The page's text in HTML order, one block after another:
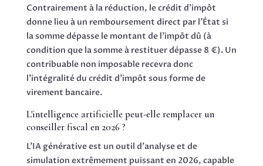
Contrairement à la réduction, le crédit d'impôt
donne lieu à un remboursement direct par l'État si
la somme dépasse le montant de l'impôt dû (à
condition que la somme à restituer dépasse 8 €). Un
contribuable non imposable recevra donc
l'intégralité du crédit d'impôt sous forme de
virement bancaire.
L'intelligence artificielle peut-elle remplacer un
conseiller fiscal en 2026 ?
L'IA générative est un outil d'analyse et de
simulation extrêmement puissant en 2026, capable